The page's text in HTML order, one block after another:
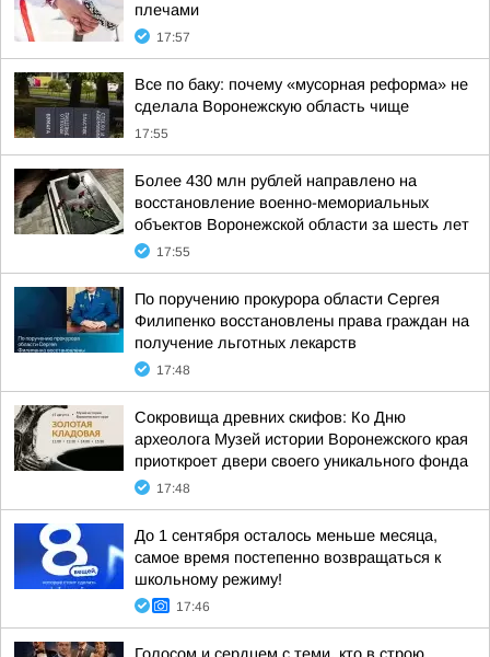
плечами
17:57
Все по баку: почему «мусорная реформа» не
сделала Воронежскую область чище
17:55
Более 430 млн рублей направлено на
восстановление военно-мемориальных
объектов Воронежской области за шесть лет
17:55
По поручению прокурора области Сергея
Филипенко восстановлены права граждан на
получение льготных лекарств
17:48
Сокровища древних скифов: Ко Дню
археолога Музей истории Воронежского края
приоткроет двери своего уникального фонда
17:48
До 1 сентября осталось меньше месяца,
самое время постепенно возвращаться к
школьному режиму!
17:46